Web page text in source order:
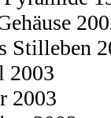
Stilleben
2003
2003